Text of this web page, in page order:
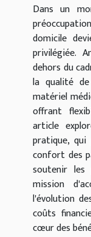
Dans un
domicile
privilégiée.
dehors du
la qualité
matériel
offrant
article
pratique,
confort des
soutenir
mission
l'évolution
coûts
cœur des